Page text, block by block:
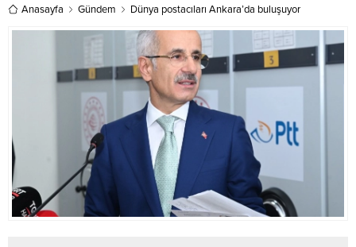
Anasayfa Gündem Dünya postacıları Ankara’da buluşuyor